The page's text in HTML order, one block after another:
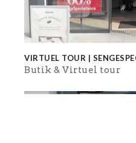
VIRTUEL TOUR |
Butik Virtuel tour